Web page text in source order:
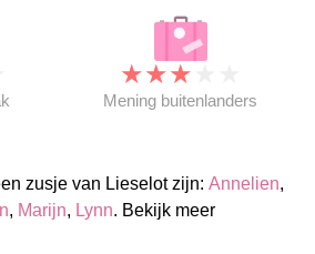
★★★
Mening buitenlanders
zusje van Lieselot zijn: Annelien,
, Marijn, Lynn. Bekijk meer